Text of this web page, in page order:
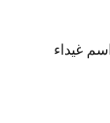
غيداء